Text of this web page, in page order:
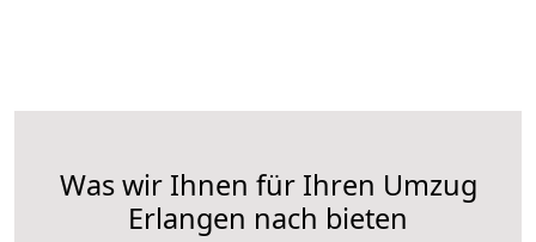
Was wir Ihnen für Ihren Umzug
Erlangen nach bieten